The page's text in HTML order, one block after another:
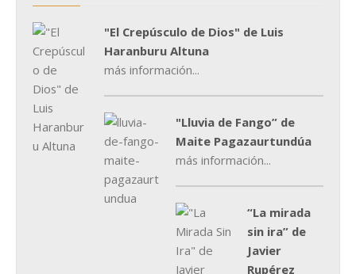
"El Crepúsculo de Dios" de Luis
Haranburu Altuna
más información...
"Lluvia de Fango” de
Maite Pagazaurtundúa
más información...
“La mirada
sin ira” de
Javier
Rupérez